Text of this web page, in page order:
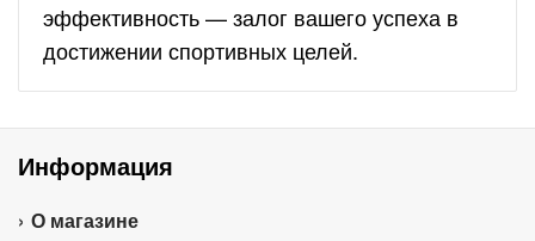
эффективность — залог вашего успеха в
достижении спортивных целей.
Информация
О магазине